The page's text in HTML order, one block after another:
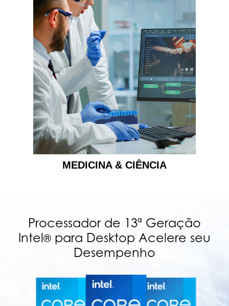
MEDICINA & CIÊNCIA
Processador de 13ª Geração
Intel® para Desktop Acelere seu
Desempenho